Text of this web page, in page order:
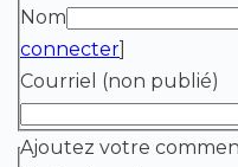
Nom
connecter]
Courriel (non publié)
Ajoutez votre